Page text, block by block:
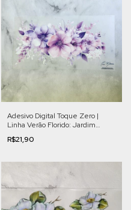
Adesivo Digital Toque Zero |
Linha Verão Florido: Jardim
R$21,90